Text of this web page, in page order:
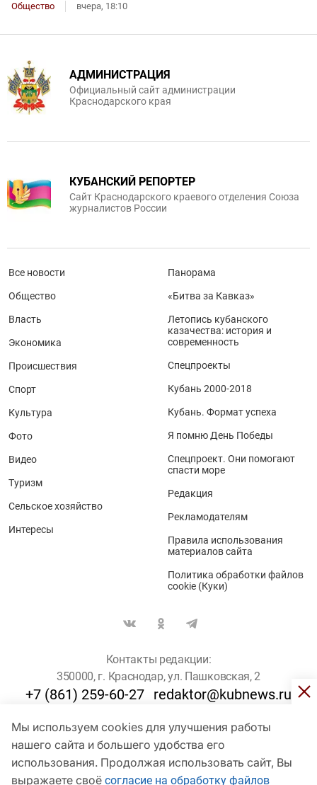
Общество вчера, 18:10
Мы используем cookies для улучшения работы
нашего сайта и большего удобства его
использования. Продолжая использовать сайт, Вы
выражаете своё согласие на обработку файлов
АДМИНИСТРАЦИЯ
Официальный сайт администрации
Краснодарского края
КУБАНСКИЙ РЕПОРТЕР
Сайт Краснодарского краевого отделения Союза
журналистов России
Все новости
Общество
Власть
Экономика
Происшествия
Спорт
Культура
Фото
Видео
Туризм
Сельское хозяйство
Интересы
Панорама
«Битва за Кавказ»
Летопись кубанского
казачества: история и
современность
Спецпроекты
Кубань 2000-2018
Кубань. Формат успеха
Я помню День Победы
Спецпроект. Они помогают
спасти море
Редакция
Рекламодателям
Правила использования
материалов сайта
Политика обработки файлов
cookie (Куки)
Контакты редакции:
350000, г. Краснодар, ул. Пашковская, 2
+7 (861) 259-60-27 redaktor@kubnews.ru
Для пользователей старше 16 лет
© Кубанские Новости, 2017
Сетевое издание «kubnews» зарегистрировано Федеральной